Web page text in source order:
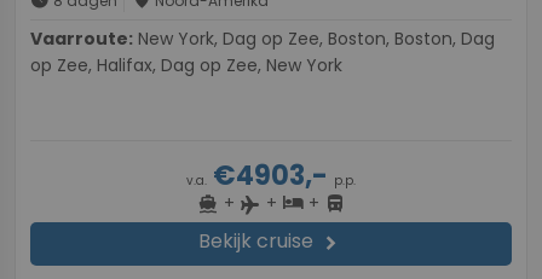
Vaarroute:
op Zee, Halifax, Dag op Zee, New York
v.a. €4903,- p.p.
directions_boat + flight + hotel+ directions_bus
Bekijk cruise chevron_right